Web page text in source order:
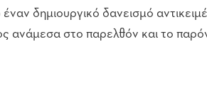
δημιουργικό δανεισμό
ανάμεσα στο παρελθόν και το